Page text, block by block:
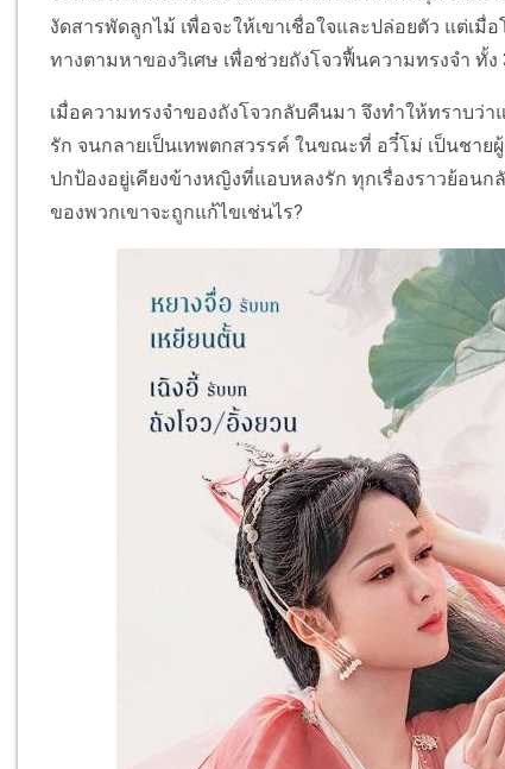
งัดสารพัดลูกไม้ เพื่อจะให้เขาเชื่อใจและปล่อยตัว แต่เ
ทางตามหาของวิเศษ เพื่อช่วยถังโจวฟื้นความทรงจำ ทั้
เมื่อความทรงจำของถังโจวกลับคืนมา จึงทำให้ทราบว่
รัก จนกลายเป็นเทพตกสวรรค์ ในขณะที่ อวี๋โม่ เป็นชา
ปกป้องอยู่เคียงข้างหญิงที่แอบหลงรัก ทุกเรื่องราวย้อนก
ของพวกเขาจะถูกแก้ไขเช่นไร?